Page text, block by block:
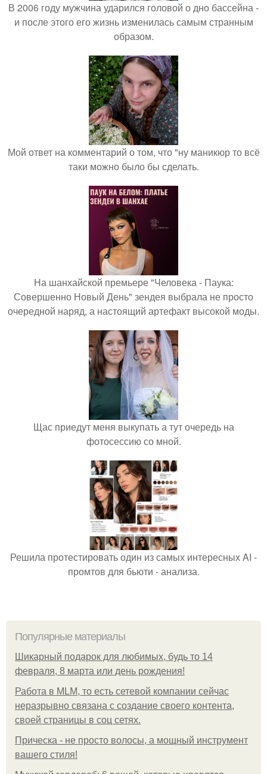
В 2006 году мужчина ударился головой о дно бассейна -
и после этого его жизнь изменилась самым странным
образом.
Мой ответ на комментарий о том, что "ну маникюр то всё
таки можно было бы сделать.
На шанхайской премьере "Человека - Паука:
Совершенно Новый День" зендея выбрала не просто
очередной наряд, а настоящий артефакт высокой моды.
Щас приедут меня выкупать а тут очередь на
фотосессию со мной.
Решила протестировать один из самых интересных AI -
промтов для бьюти - анализа.
Популярные материалы
Шикарный подарок для любимых, будь то 14
февраля, 8 марта или день рождения!
Работа в MLM, то есть сетевой компании сейчас
неразрывно связана с создание своего контента,
своей страницы в соц сетях.
Прическа - не просто волосы, а мощный инструмент
вашего стиля!